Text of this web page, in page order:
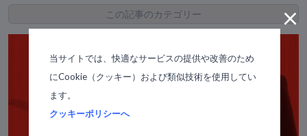
この記事のカテゴリー ×
当サイトでは、快適なサービスの提供や改善のため
にCookie（クッキー）および類似技術を使用してい
ます。
クッキーポリシーへ